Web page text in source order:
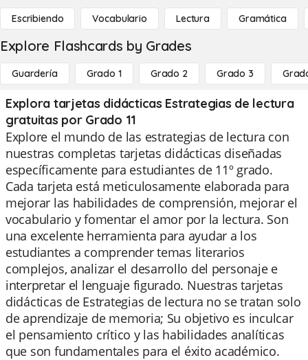
Escribiendo Vocabulario Lectura Gramática
Explore Flashcards by Grades
Guardería Grado 1 Grado 2 Grado 3
Explora tarjetas didácticas Estrategias de lectura
gratuitas por Grado 11
Explore el mundo de las estrategias de lectura con
nuestras completas tarjetas didácticas diseñadas
específicamente para estudiantes de 11º grado.
Cada tarjeta está meticulosamente elaborada para
mejorar las habilidades de comprensión, mejorar el
vocabulario y fomentar el amor por la lectura. Son
una excelente herramienta para ayudar a los
estudiantes a comprender temas literarios
complejos, analizar el desarrollo del personaje e
interpretar el lenguaje figurado. Nuestras tarjetas
didácticas de Estrategias de lectura no se tratan solo
de aprendizaje de memoria; Su objetivo es inculcar
el pensamiento crítico y las habilidades analíticas
que son fundamentales para el éxito académico.